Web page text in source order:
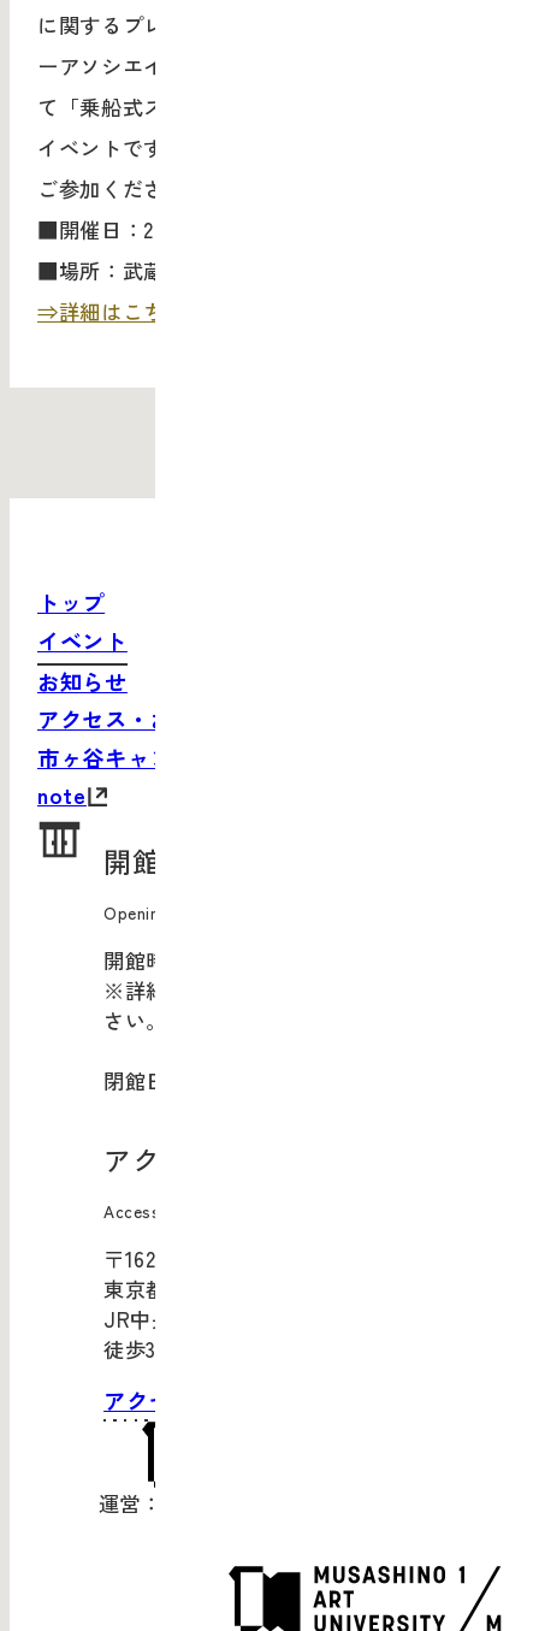
に関するプレゼンテーションを中心に、ランド
ーアソシエイツのオリジンである船になぞらえ
て「乗船式スタイル」で行われます。オープン
イベントですので、ご興味のある方はふるって
ご参加ください。
■開催日：2013/9/13 19:00-
■場所：武蔵野美術大学 デザイン・ラウンジ
⇒詳細はこちら
トップ
イベント
お知らせ
アクセス・お問い合わせ
市ヶ谷キャンパスサイト
note
開館情報
Opening Information
開館時間：10:00-20:00
※詳細は
さい。
閉館日：年末年始
アクセス
Access
〒162-0843
東京都新宿区市谷田町1-4
JR中央・総武線「市ケ谷」駅より
徒歩3分
アクセス・お問い合わせ
運営：武蔵野美術大学（